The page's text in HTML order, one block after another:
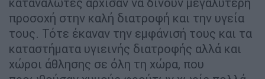
προσοχή στην καλή διατροφή και την υγεία
τους. Τότε έκαναν την εμφάνισή τους και τα
καταστήματα υγιεινής διατροφής αλλά και
χώροι άθλησης σε όλη τη χώρα, που